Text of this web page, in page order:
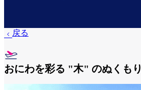
戻る
おにわを彩る "木" のぬくもり